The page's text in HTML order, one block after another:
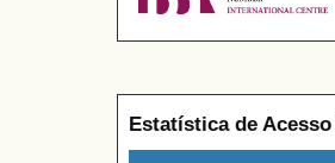
Estatística de Acesso